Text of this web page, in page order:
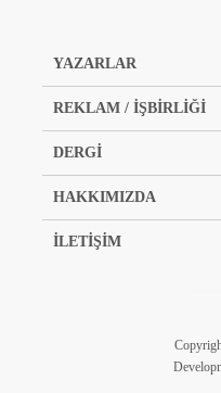
YAZARLAR
REKLAM / İŞBİRLİĞİ
DERGİ
HAKKIMIZDA
İLETİŞİM